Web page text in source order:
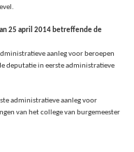
25 april 2014 betreffende de
aanleg voor beroepen
deputatie in eerste administratieve
administratieve aanleg voor
van het college van burgemeester